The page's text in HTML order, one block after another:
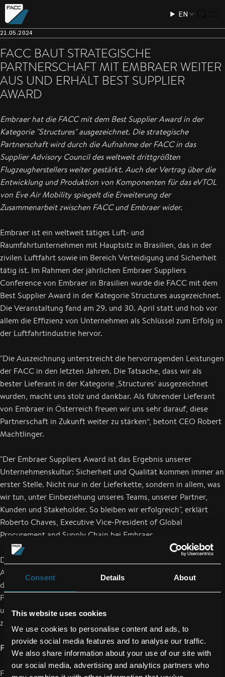
Consent Details About
This website uses cookies
We use cookies to personalise content and ads, to
provide social media features and to analyse our traffic.
We also share information about your use of our site with
our social media, advertising and analytics partners who
EN
21.05.2024
FACC BAUT STRATEGISCHE
PARTNERSCHAFT MIT EMBRAER WEITER
AUS UND ERHÄLT BEST SUPPLIER
AWARD
Embraer hat die FACC mit dem Best Supplier Award in der
Kategorie "Structures" ausgezeichnet. Die strategische
Partnerschaft wird durch die Aufnahme der FACC in das
Supplier Advisory Council des weltweit drittgrößten
Flugzeugherstellers weiter gestärkt. Auch der Vertrag über die
Entwicklung und Produktion von Komponenten für das eVTOL
von Eve Air Mobility spiegelt die Erweiterung der
Zusammenarbeit zwischen FACC und Embraer wider.
Embraer ist ein weltweit tätiges Luft- und
Raumfahrtunternehmen mit Hauptsitz in Brasilien, das in der
zivilen Luftfahrt sowie im Bereich Verteidigung und Sicherheit
tätig ist. Im Rahmen der jährlichen Embraer Suppliers
Conference von Embraer in Brasilien wurde die FACC mit dem
Best Supplier Award in der Kategorie Structures ausgezeichnet.
Die Veranstaltung fand am 29. und 30. April statt und hob vor
allem die Effizienz von Unternehmen als Schlüssel zum Erfolg in
der Luftfahrtindustrie hervor.
"Die Auszeichnung unterstreicht die hervorragenden Leistungen
der FACC in den letzten Jahren. Die Tatsache, dass wir als
bester Lieferant in der Kategorie ‚Structures‘ ausgezeichnet
wurden, macht uns stolz und dankbar. Als führender Lieferant
von Embraer in Österreich freuen wir uns sehr darauf, diese
Partnerschaft in Zukunft weiter zu stärken“, betont CEO Robert
Machtlinger.
"Der Embraer Suppliers Award ist das Ergebnis unserer
Unternehmenskultur: Sicherheit und Qualität kommen immer an
erster Stelle. Nicht nur in der Lieferkette, sondern in allem, was
wir tun, unter Einbeziehung unseres Teams, unserer Partner,
Kunden und Stakeholder. So bleiben wir erfolgreich", erklärt
Roberto Chaves, Executive Vice-President of Global
Procurement and Supply Chain bei Embraer.
Darüber hinaus wurde die FACC in das Embraer Supplier
Advisory Council aufgenommen, ein strategisches Gremium, in
dem die ausgezeichneten Zulieferer gemeinsam mit den
Führungskräften von Embraer Herausforderungen, Chancen
und Strategien diskutieren, um das volle Potenzial von Embraer
zu erschließen.
FACC als führender Partner von Embraer in Österreich
FACC liefert seit vielen Jahren Produkte und Lösungen an